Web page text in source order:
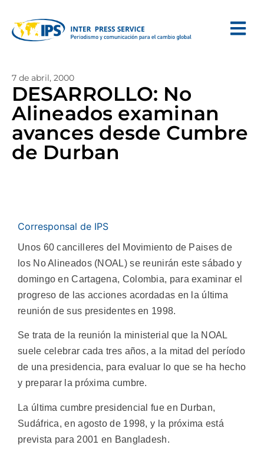
7 de abril, 2000
DESARROLLO: No
Alineados examinan
avances desde Cumbre
de Durban
Corresponsal de IPS
Unos 60 cancilleres del Movimiento de Paises de
los No Alineados (NOAL) se reunirán este sábado y
domingo en Cartagena, Colombia, para examinar el
progreso de las acciones acordadas en la última
reunión de sus presidentes en 1998.
Se trata de la reunión la ministerial que la NOAL
suele celebrar cada tres años, a la mitad del período
de una presidencia, para evaluar lo que se ha hecho
y preparar la próxima cumbre.
La última cumbre presidencial fue en Durban,
Sudáfrica, en agosto de 1998, y la próxima está
prevista para 2001 en Bangladesh.